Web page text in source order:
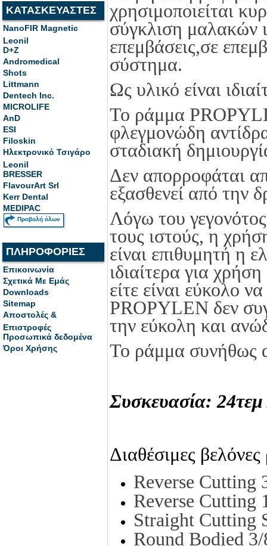
ΚΑΤΑΣΚΕΥΑΣΤΕΣ
NanoFIR Magnetic
Leonil
D+Z
Andromedical
Shots
Littmann
Dentech Inc.
MICROLIFE
AnD
ESI
Filoskin
Ηλεκτρονικό Τσιγάρο
Leonil
BRESSER
FlavourArt Srl
Kerr Dental
MEDIPAC
Προβολή όλων
ΠΛΗΡΟΦΟΡΙΕΣ
Επικοινωνία
Σχετικά Με Εμάς
Downloads
Sitemap
Αποστολές &
Επιστροφές
Προσωπικά δεδομένα
Όροι Χρήσης
χρησιμοποιείται
σύγκλιση μαλακών
επεμβάσεις,σε
σύστημα.
Ως υλικό είναι
Το ράμμα
φλεγμονώδη
σταδιακή
Δεν απορροφάται
εξασθενεί από την
Λόγω του
τους ιστούς, η
είναι επιθυμητή η
ιδιαίτερα για
είτε είναι εύκολο
PROPYLEN δεν
την εύκολη και
Το ράμμα συνήθως
Συσκευασία: 24τεμ
Διαθέσιμες
Reverse Cutting
Reverse Cutting
Straight Cutting
Round Bodied